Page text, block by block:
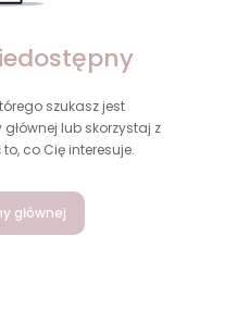
szukasz jest
lub skorzystaj z
co Cię interesuje.
głównej